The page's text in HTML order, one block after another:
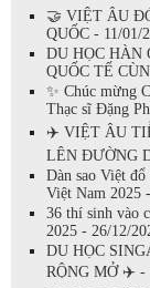
🤝 VIỆT ÂU
QUỐC - 11/01/
DU HỌC HÀN
QUỐC TẾ
✨ Chúc mừng
Thạc sĩ Đặng
✈️ VIỆT ÂU
LÊN ĐƯỜNG
Dàn sao Việt
Việt Nam 2025
36 thí sinh vào
2025 - 26/12/
DU HỌC
RỘNG MỞ ✈️ -